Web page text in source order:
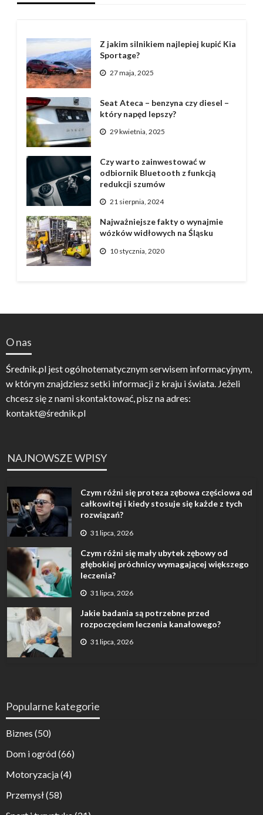
Z jakim silnikiem najlepiej kupić Kia
Sportage?
27 maja, 2025
Seat Ateca – benzyna czy diesel –
który napęd lepszy?
29 kwietnia, 2025
Czy warto zainwestować w
odbiornik Bluetooth z funkcją
redukcji szumów
21 sierpnia, 2024
Najważniejsze fakty o wynajmie
wózków widłowych na Śląsku
10 stycznia, 2020
O nas
Średnik.pl jest ogólnotematycznym serwisem informacyjnym,
w którym znajdziesz setki informacji z kraju i świata. Jeżeli
chcesz się z nami skontaktować, pisz na adres:
kontakt@średnik.pl
NAJNOWSZE WPISY
Czym różni się proteza zębowa częściowa od
całkowitej i kiedy stosuje się każde z tych
rozwiązań?
31 lipca, 2026
Czym różni się mały ubytek zębowy od
głębokiej próchnicy wymagającej większego
leczenia?
31 lipca, 2026
Jakie badania są potrzebne przed
rozpoczęciem leczenia kanałowego?
31 lipca, 2026
Popularne kategorie
Biznes (50)
Dom i ogród(66)
Motoryzacja(4)
Przemysł(58)